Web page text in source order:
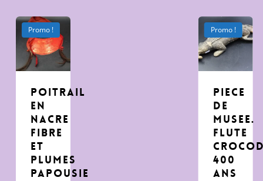
Promo !
poitrail
en
nacre
fibre
et
plumes
Papousie
Promo !
Piece
de
Musee.
flute
400
ans